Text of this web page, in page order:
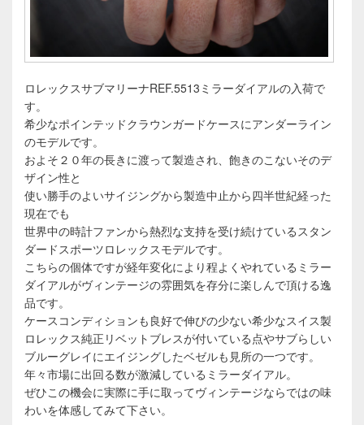
ロレックスサブマリーナREF.5513ミラーダイアルの入荷で
す。
希少なポインテッドクラウンガードケースにアンダーライン
のモデルです。
およそ２０年の長きに渡って製造され、飽きのこないそのデ
ザイン性と
使い勝手のよいサイジングから製造中止から四半世紀経った
現在でも
世界中の時計ファンから熱烈な支持を受け続けているスタン
ダードスポーツロレックスモデルです。
こちらの個体ですが経年変化により程よくやれているミラー
ダイアルがヴィンテージの雰囲気を存分に楽しんで頂ける逸
品です。
ケースコンディションも良好で伸びの少ない希少なスイス製
ロレックス純正リベットブレスが付いている点やサブらしい
ブルーグレイにエイジングしたベゼルも見所の一つです。
年々市場に出回る数が激減しているミラーダイアル。
ぜひこの機会に実際に手に取ってヴィンテージならではの味
わいを体感してみて下さい。